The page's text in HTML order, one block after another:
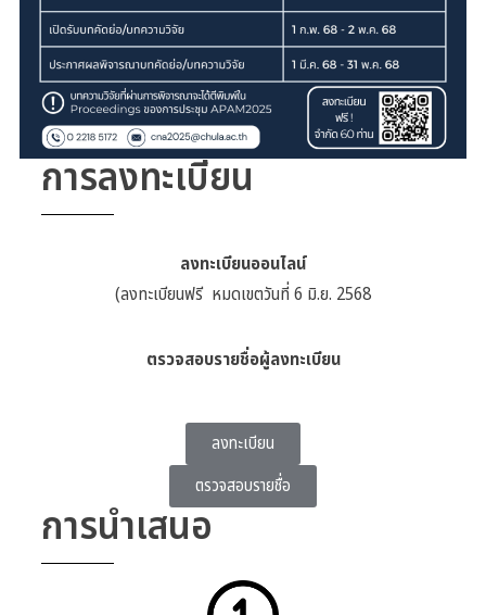
การลงทะเบียน
ลงทะเบียนออนไลน์
(ลงทะเบียนฟรี หมดเขตวันที่ 6 มิ.ย. 2568
ตรวจสอบรายชื่อผู้ลงทะเบียน
ลงทะเบียน
ตรวจสอบรายชื่อ
การนำเสนอ